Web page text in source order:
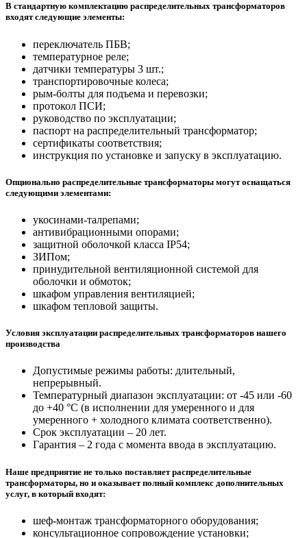
В стандартную комплектацию распределительных трансформаторов
входят следующие элементы:
переключатель ПБВ;
температурное реле;
датчики температуры 3 шт.;
транспортировочные колеса;
рым-болты для подъема и перевозки;
протокол ПСИ;
руководство по эксплуатации;
паспорт на распределительный трансформатор;
сертификаты соответствия;
инструкция по установке и запуску в эксплуатацию.
Опционально распределительные трансформаторы могут оснащаться
следующими элементами:
укосинами-талрепами;
антивибрационными опорами;
защитной оболочкой класса IP54;
ЗИПом;
принудительной вентиляционной системой для
оболочки и обмоток;
шкафом управления вентиляцией;
шкафом тепловой защиты.
Условия эксплуатации распределительных трансформаторов нашего
производства
Допустимые режимы работы: длительный,
непрерывный.
Температурный диапазон эксплуатации: от -45 или -60
до +40 °С (в исполнении для умеренного и для
умеренного + холодного климата соответственно).
Срок эксплуатации – 20 лет.
Гарантия – 2 года с момента ввода в эксплуатацию.
Наше предприятие не только поставляет распределительные
трансформаторы, но и оказывает полный комплекс дополнительных
услуг, в который входят:
шеф-монтаж трансформаторного оборудования;
консультационное сопровождение установки;